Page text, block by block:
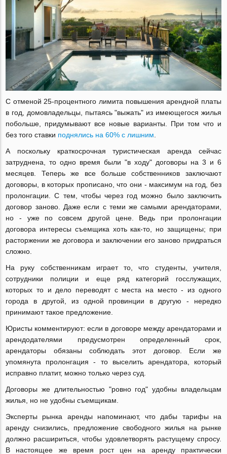
С отменой 25-процентного лимита повышения арендной платы
в год, домовладельцы, пытаясь "выжать" из имеющегося жилья
побольше, придумывают все новые варианты. При том что и
без того ставки поднялись на 60% с лишним
А поскольку краткосрочная туристическая аренда сейчас
затруднена, то одно время были "в ходу" договоры на 3 и 6
месяцев. Теперь же все больше собственников заключают
договоры, в которых прописано, что они - максимум на год, без
пролонгации. С тем, чтобы через год можно было заключить
договор заново. Даже если с теми же самыми арендаторами,
но - уже по совсем другой цене. Ведь при пролонгации
договора интересы съемщика хоть как-то, но защищены; при
расторжении же договора и заключении его заново придраться
сложно.
На руку собственникам играет то, что студенты, учителя,
сотрудники полиции и еще ряд категорий госслужащих,
которых то и дело переводят с места на место - из одного
города в другой, из одной провинции в другую - нередко
принимают такое предложение.
Юристы комментируют: если в договоре между арендаторами и
арендодателями предусмотрен определенный срок,
арендаторы обязаны соблюдать этот договор. Если же
упомянута пролонгация - то выселить арендатора, который
исправно платит, можно только через суд.
Договоры же длительностью "ровно год" удобны владельцам
жилья, но не удобны съемщикам.
Эксперты рынка аренды напоминают, что дабы тарифы на
аренду снизились, предложение свободного жилья на рынке
должно расшириться, чтобы удовлетворять растущему спросу.
В настоящее же время рост цен на аренду практически